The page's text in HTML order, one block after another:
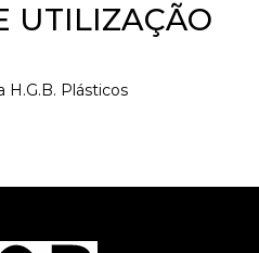
UTILIZAÇÃO
Plásticos